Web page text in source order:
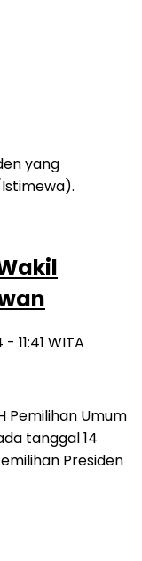
11:41 WITA
Pemilihan Umum
tanggal 14
Presiden